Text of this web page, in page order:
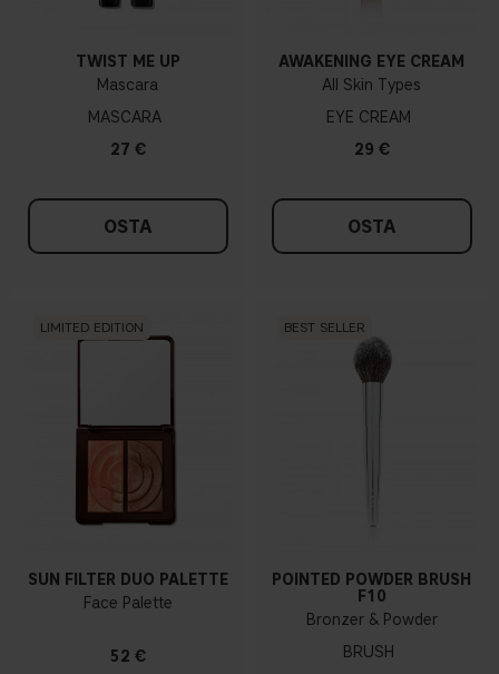
TWIST ME UP
Mascara
MASCARA
27 €
OSTA
AWAKENING EYE CREAM
All Skin Types
EYE CREAM
29 €
OSTA
LIMITED EDITION
SUN FILTER DUO PALETTE
Face Palette
52 €
BEST SELLER
POINTED POWDER BRUSH
F10
Bronzer & Powder
BRUSH